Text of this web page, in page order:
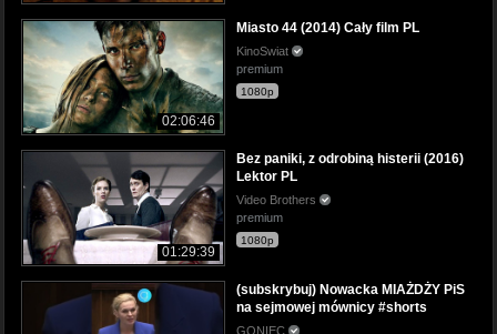
02:06:46
Miasto 44 (2014) Cały film PL
KinoSwiat
premium
1080p
01:29:39
Bez paniki, z odrobiną histerii (2016)
Lektor PL
Video Brothers
premium
1080p
(subskrybuj) Nowacka MIAŻDŻY PiS
na sejmowej mównicy #shorts
GONIEC